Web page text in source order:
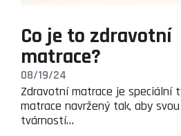
Co je to zdravotní
matrace?
08/19/24
Zdravotní matrace je speciální
matrace navržený tak, aby svou
tvárností…